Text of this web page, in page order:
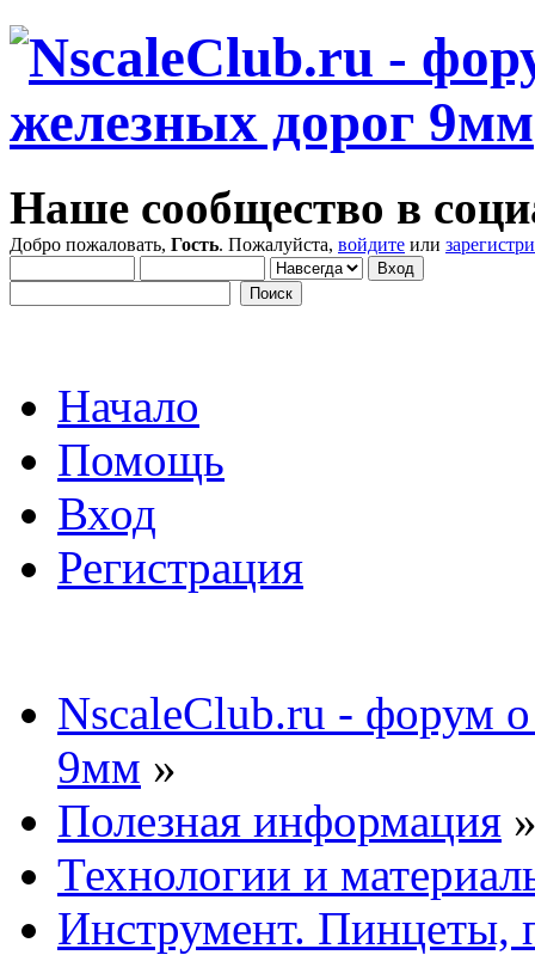
Наше сообщество в
Добро пожаловать, Гость. Пожалуйста, войдите или
Начало
Помощь
Вход
Регистрация
NscaleClub.ru - форум
9мм »
Полезная информация
Технологии и
Инструмент. Пинцеты,